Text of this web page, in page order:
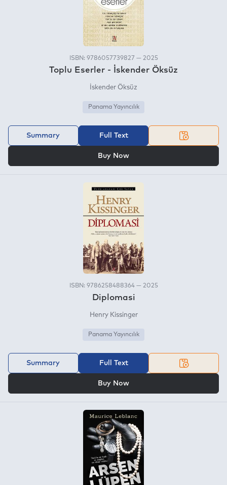
ISBN: 9786057739827 — 2025
Toplu Eserler - İskender Öksüz
İskender Öksüz
Panama Yayıncılık
Summary Full Text
Buy Now
ISBN: 9786258488364 — 2025
Diplomasi
Henry Kissinger
Panama Yayıncılık
Summary Full Text
Buy Now